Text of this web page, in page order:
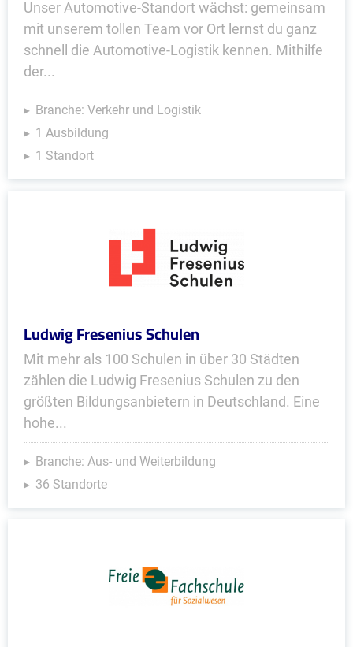
Unser Automotive-Standort wächst: gemeinsam
mit unserem tollen Team vor Ort lernst du ganz
schnell die Automotive-Logistik kennen. Mithilfe
der...
Branche: Verkehr und Logistik
1 Ausbildung
1 Standort
Ludwig Fresenius Schulen
Mit mehr als 100 Schulen in über 30 Städten
zählen die Ludwig Fresenius Schulen zu den
größten Bildungsanbietern in Deutschland. Eine
hohe...
Branche: Aus- und Weiterbildung
36 Standorte